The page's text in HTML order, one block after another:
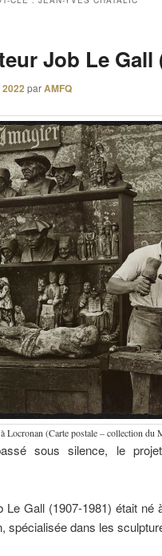
Job Le Gall
parAMFQ
Locronan (Carte postale – collection du
sous silence, le
Le Gall (1907-1981) était
spécialisée dans les